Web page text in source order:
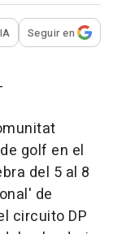
para
IA Seguir en
golf en el
del 5 al 8
de
circuito DP